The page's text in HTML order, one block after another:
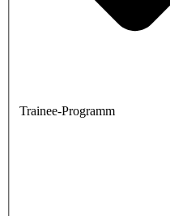
Trainee-Programm